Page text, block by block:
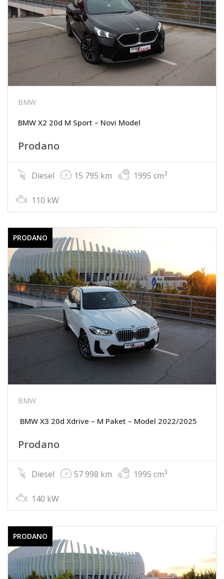
BMW
BMW X2 20d M Sport – Novi Model
Prodano
Diesel 15 795 km 1995 cm3
110 kW
PRODANO
BMW
BMW X3 20d Xdrive – M Paket – Model 2022/2025
Prodano
Diesel 57 998 km 1995 cm3
140 kW
PRODANO